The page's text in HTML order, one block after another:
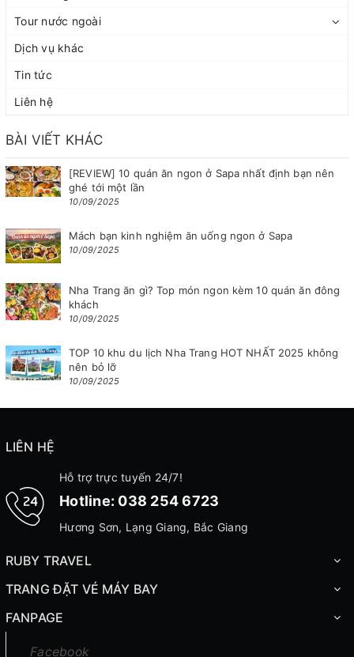
Tour nước ngoài
Dịch vụ khác
Tin tức
Liên hệ
BÀI VIẾT KHÁC
[REVIEW] 10 quán ăn ngon ở Sapa nhất định bạn nên
ghé tới một lần
10/09/2025
Mách bạn kinh nghiệm ăn uống ngon ở Sapa
10/09/2025
Nha Trang ăn gì? Top món ngon kèm 10 quán ăn đông
khách
10/09/2025
TOP 10 khu du lịch Nha Trang HOT NHẤT 2025 không
nên bỏ lỡ
10/09/2025
LIÊN HỆ
Hỗ trợ trực tuyến 24/7!
Hotline: 038 254 6723
Hương Sơn, Lạng Giang, Bắc Giang
RUBY TRAVEL
TRANG ĐẶT VÉ MÁY BAY
FANPAGE
Facebook